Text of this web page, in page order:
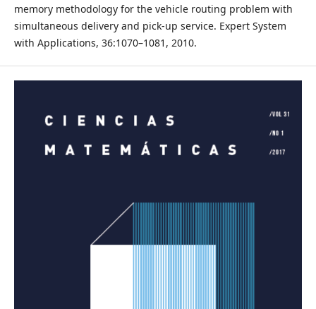
memory methodology for the vehicle routing problem with
simultaneous delivery and pick-up service. Expert System
with Applications, 36:1070–1081, 2010.